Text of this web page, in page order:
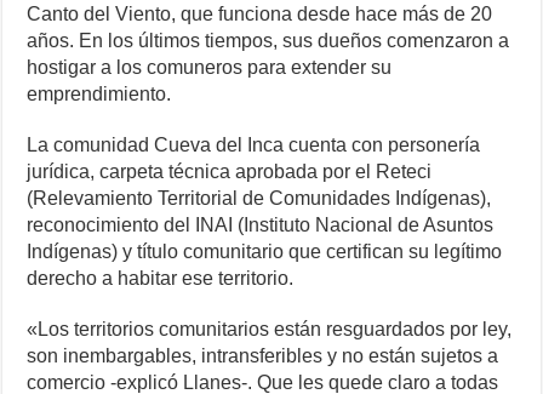
Canto del Viento, que funciona desde hace más de 20
años. En los últimos tiempos, sus dueños comenzaron a
hostigar a los comuneros para extender su
emprendimiento.
La comunidad Cueva del Inca cuenta con personería
jurídica, carpeta técnica aprobada por el Reteci
(Relevamiento Territorial de Comunidades Indígenas),
reconocimiento del INAI (Instituto Nacional de Asuntos
Indígenas) y título comunitario que certifican su legítimo
derecho a habitar ese territorio.
«Los territorios comunitarios están resguardados por ley,
son inembargables, intransferibles y no están sujetos a
comercio -explicó Llanes-. Que les quede claro a todas